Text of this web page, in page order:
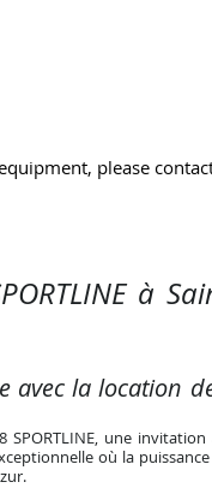
please
à
la location
une
où la